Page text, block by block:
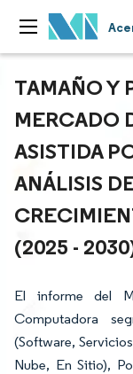
TAMAÑO Y
MERCADO
ASISTIDA
ANÁLISIS
(2025 -
El informe del
Computadora
(Software,
Nube, En Sitio),